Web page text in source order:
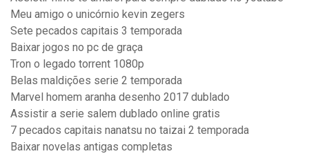
Meu amigo o unicórnio kevin zegers
Sete pecados capitais 3 temporada
Baixar jogos no pc de graça
Tron o legado torrent 1080p
Belas maldições serie 2 temporada
Marvel homem aranha desenho 2017 dublado
Assistir a serie salem dublado online gratis
7 pecados capitais nanatsu no taizai 2 temporada
Baixar novelas antigas completas